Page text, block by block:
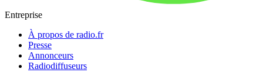
Entreprise
À propos de radio.fr
Presse
Annonceurs
Radiodiffuseurs